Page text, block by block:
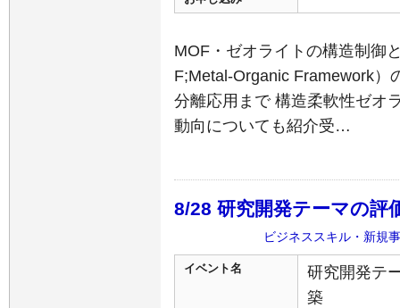
MOF・ゼオライトの構造制御
F;Metal-Organic Framework）
分離応用まで 構造柔軟性ゼオ
動向についても紹介受…
8/28 研究開発テーマの評
ビジネススキル・新規
イベント名
研究開発テ
築